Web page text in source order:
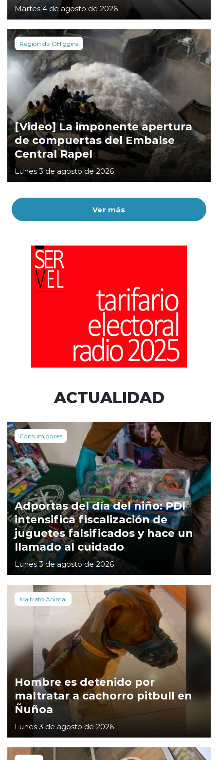
Ver más
Martes 4 de agosto de 2026
Región de OHiggins
[Video] La imponente apertura
de compuertas del Embalse
Central Rapel
Lunes 3 de agosto de 2026
ACTUALIDAD
Consumidores
Adportas del día del niño: PDI
intensifica fiscalización de
juguetes falsificados y hace un
llamado al cuidado
Lunes 3 de agosto de 2026
Maltrato Animal
Hombre es detenido por
maltratar a cachorro pitbull en
Ñuñoa
Lunes 3 de agosto de 2026